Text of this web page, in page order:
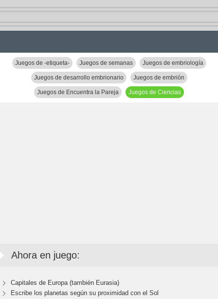
Juegos de -etiqueta- Juegos de semanas Juegos de embriología
Juegos de desarrollo embrionario Juegos de embrión
Juegos de Encuentra la Pareja Juegos de Ciencias
Ahora en juego:
Capitales de Europa (también Eurasia)
Escribe los planetas según su proximidad con el Sol